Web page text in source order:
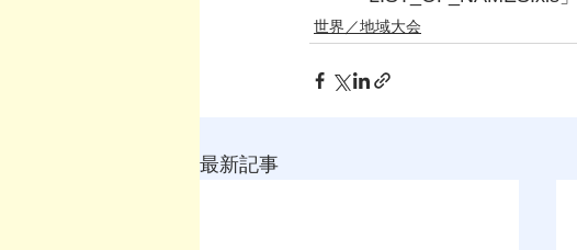
世界／地域大会
最新記事